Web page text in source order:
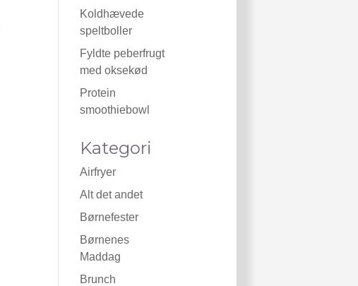
Koldhævede
speltboller
Fyldte peberfrugt
med oksekød
Protein
smoothiebowl
Kategori
Airfryer
Alt det andet
Børnefester
Børnenes
Maddag
Brunch